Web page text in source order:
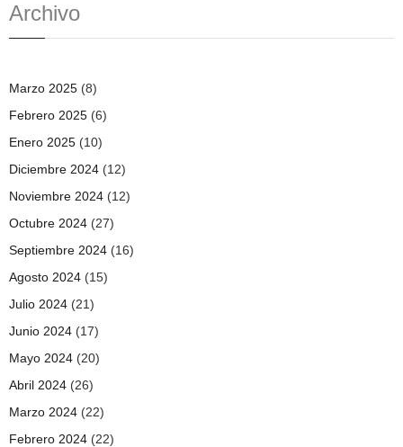
Archivo
Marzo 2025 (8)
Febrero 2025 (6)
Enero 2025 (10)
Diciembre 2024 (12)
Noviembre 2024 (12)
Octubre 2024 (27)
Septiembre 2024 (16)
Agosto 2024 (15)
Julio 2024 (21)
Junio 2024 (17)
Mayo 2024 (20)
Abril 2024 (26)
Marzo 2024 (22)
Febrero 2024 (22)